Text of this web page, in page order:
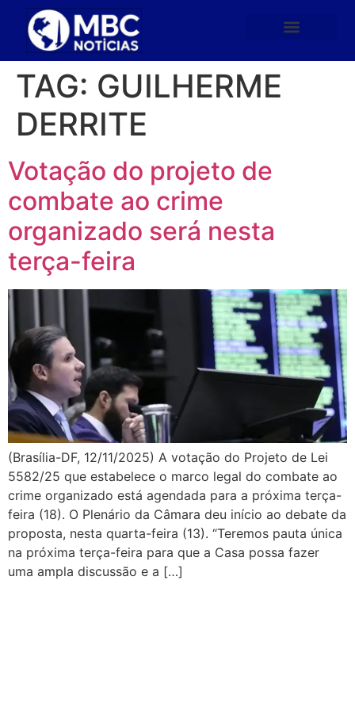
TAG: GUILHERME
DERRITE
Votação do projeto de
combate ao crime
organizado será nesta
terça-feira
(Brasília-DF, 12/11/2025) A votação do Projeto de Lei
5582/25 que estabelece o marco legal do combate ao
crime organizado está agendada para a próxima terça-
feira (18). O Plenário da Câmara deu início ao debate da
proposta, nesta quarta-feira (13). “Teremos pauta única
na próxima terça-feira para que a Casa possa fazer
uma ampla discussão e a […]